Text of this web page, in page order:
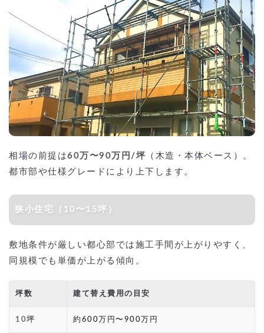
相場の前提は60万〜90万円/坪 （木造・本体ベース）。
都市部や仕様グレードにより上下します。
狭小住宅（10〜15坪）
敷地条件が厳しい都心部では施工手間が上がりやすく、
同規模でも単価が上がる傾向。
坪数 建て替え費用の目安
10坪 約600万円〜900万円